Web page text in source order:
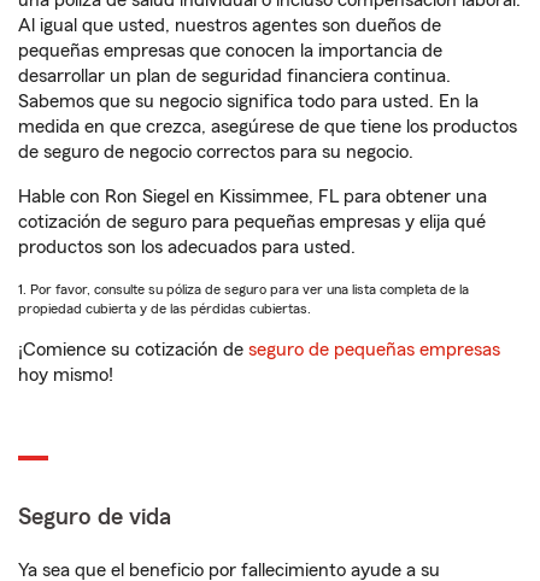
Al igual que usted, nuestros agentes son dueños de
pequeñas empresas que conocen la importancia de
desarrollar un plan de seguridad financiera continua.
Sabemos que su negocio significa todo para usted. En la
medida en que crezca, asegúrese de que tiene los productos
de seguro de negocio correctos para su negocio.
Hable con Ron Siegel en Kissimmee, FL para obtener una
cotización de seguro para pequeñas empresas y elija qué
productos son los adecuados para usted.
1. Por favor, consulte su póliza de seguro para ver una lista completa de la
propiedad cubierta y de las pérdidas cubiertas.
¡Comience su cotización de seguro de pequeñas empresas
hoy mismo!
Seguro de vida
Ya sea que el beneficio por fallecimiento ayude a su